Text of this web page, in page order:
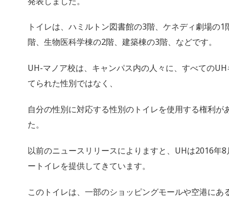
トイレは、ハミルトン図書館の3階、ケネディ劇場の1
階、生物医科学棟の2階、建築棟の3階、などです。
UH-マノア校は、キャンパス内の人々に、すべてのUH
てられた性別ではなく、
自分の性別に対応する性別のトイレを使用する権利が
た。
以前のニュースリリースによりますと、 UHは2016年8
ートイレを提供してきています。
このトイレは、一部のショッピングモールや空港にあ